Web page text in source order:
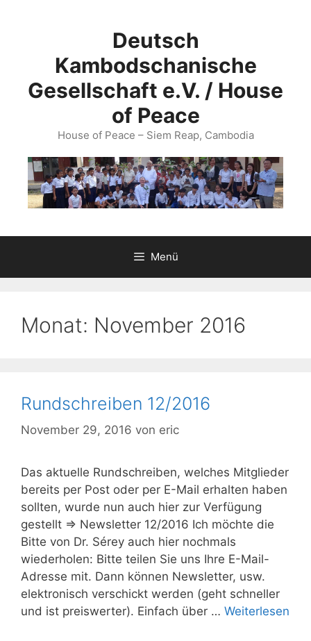
Deutsch
Kambodschanische
Gesellschaft e.V. / House
of Peace
House of Peace – Siem Reap, Cambodia
Menü
Monat: November 2016
Rundschreiben 12/2016
November 29, 2016 von eric
Das aktuelle Rundschreiben, welches Mitglieder
bereits per Post oder per E-Mail erhalten haben
sollten, wurde nun auch hier zur Verfügung
gestellt => Newsletter 12/2016 Ich möchte die
Bitte von Dr. Sérey auch hier nochmals
wiederholen: Bitte teilen Sie uns Ihre E-Mail-
Adresse mit. Dann können Newsletter, usw.
elektronisch verschickt werden (geht schneller
und ist preiswerter). Einfach über … Weiterlesen